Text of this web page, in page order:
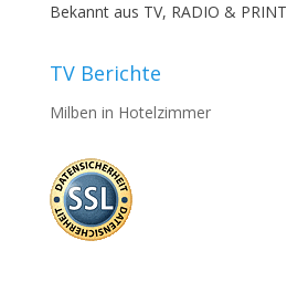
Bekannt aus TV, RADIO & PRINT
TV Berichte
Milben in Hotelzimmer